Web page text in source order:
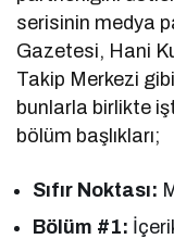
serisinin medya
Gazetesi, Hani
Takip Merkezi
bunlarla birlikte
bölüm başlıkları;
Sıfır Noktası:
Bölüm #1: